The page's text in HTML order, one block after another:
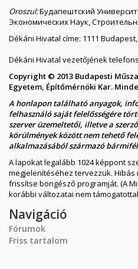
Oroszul:Будапештский
Экономических Наук,
Dékáni Hivatal címe: 1111
Dékáni Hivatal vezetőjének
Copyright © 2013 Budapesti
Egyetem, Építőmérnöki Kar.
A honlapon található anyagok,
felhasználó saját felelősségére
szerver üzemeltetői, illetve a
körülmények között nem tehető
alkalmazásából származó
A lapokat legalább 1024 képpont
megjelenítéséhez tervezzük.
frissítse böngésző programját. (A
korábbi változatai nem
Navigáció
Fórumok
Friss tartalom